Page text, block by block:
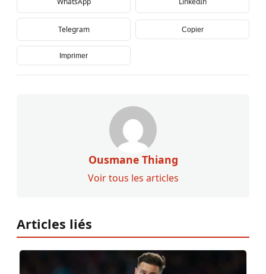
Telegram Copier
Imprimer
Ousmane Thiang
Voir tous les articles
Articles liés